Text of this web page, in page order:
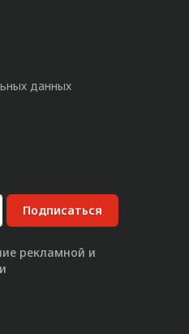
данных
Подписаться
рекламной и